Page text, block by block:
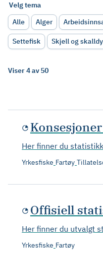
Velg tema
Alle
Alger
Settefisk Skjell og
Viser 4 av 50
Her finner du
Yrkesfiske Fartøy
Offisiell
Her finner du utvalgt
Yrkesfiske Fartøy